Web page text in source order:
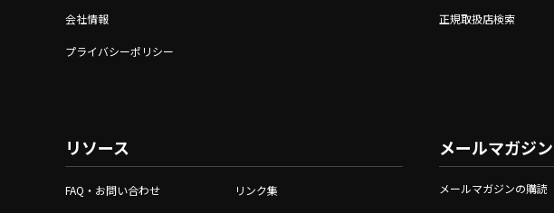
会社情報
プライバシーポリシー
リソース
FAQ・お問い合わせ リンク集
正規取扱店検索
メールマガジン
メールマガジンの購読